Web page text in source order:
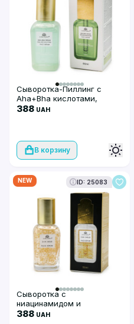
Сыворотка-Пиллинг с
Aha+Bha кислотами,
Global Fashion, Aha+Bha
388 UAH
В корзину
NEW ID: 25083
Сыворотка с
ниацинамидом и
гиалуроновой кислотой,
388 UAH